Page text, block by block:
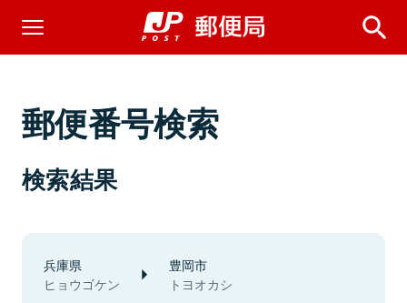
郵便番号検索
検索結果
兵庫県
ヒョウゴケン
豊岡市
トヨオカシ